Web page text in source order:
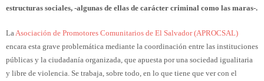
estructuras sociales, -algunas de ellas de carácter criminal como las maras-.
LaAsociación de Promotores Comunitarios de El Salvador (APROCSAL)
encara esta grave problemática mediante la coordinación entre las instituciones
públicas y la ciudadanía organizada, que apuesta por una sociedad igualitaria
y libre de violencia. Se trabaja, sobre todo, en lo que tiene que ver con el